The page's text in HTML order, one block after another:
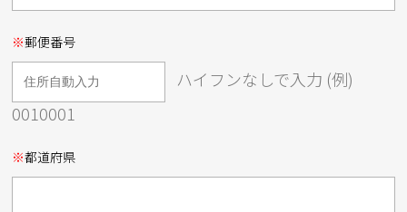
※郵便番号
ハイフンなしで入力 (例)
0010001
※都道府県